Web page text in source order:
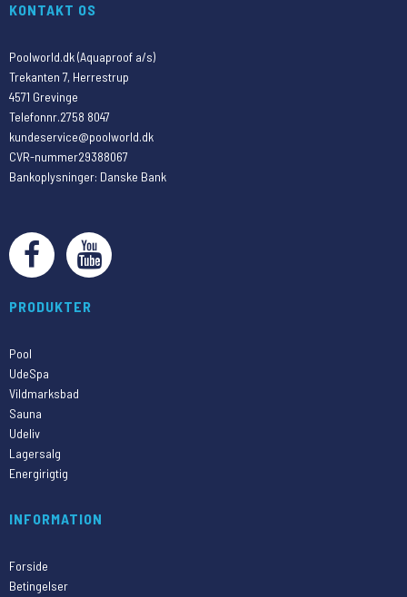
KONTAKT OS
Poolworld.dk (Aquaproof a/s)
Trekanten 7, Herrestrup
4571 Grevinge
Telefonnr.2758 8047
kundeservice@poolworld.dk
CVR-nummer29388067
Bankoplysninger: Danske Bank
PRODUKTER
Pool
UdeSpa
Vildmarksbad
Sauna
Udeliv
Lagersalg
Energirigtig
INFORMATION
Forside
Betingelser